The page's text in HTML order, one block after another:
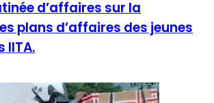
d’affaires sur la
plans d’affaires des jeunes
IITA.